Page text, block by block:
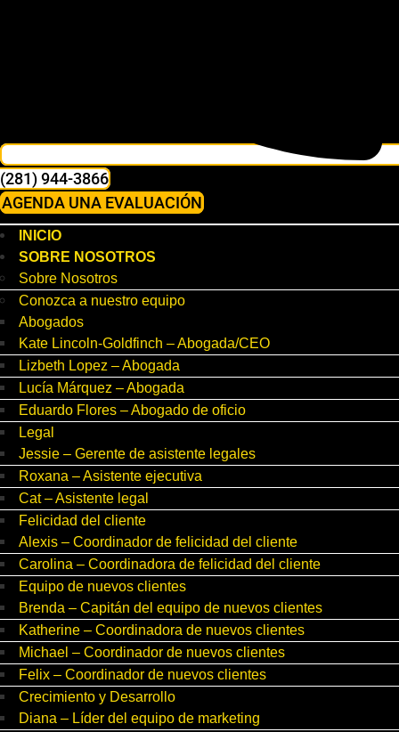
(281) 944-3866
AGENDA UNA EVALUACIÓN
INICIO
SOBRE NOSOTROS
Sobre Nosotros
Conozca a nuestro equipo
Abogados
Kate Lincoln-Goldfinch – Abogada/CEO
Lizbeth Lopez – Abogada
Lucía Márquez – Abogada
Eduardo Flores – Abogado de oficio
Legal
Jessie – Gerente de asistente legales
Roxana – Asistente ejecutiva
Cat – Asistente legal
Felicidad del cliente
Alexis – Coordinador de felicidad del cliente
Carolina – Coordinadora de felicidad del cliente
Equipo de nuevos clientes
Brenda – Capitán del equipo de nuevos clientes
Katherine – Coordinadora de nuevos clientes
Michael – Coordinador de nuevos clientes
Felix – Coordinador de nuevos clientes
Crecimiento y Desarrollo
Diana – Líder del equipo de marketing